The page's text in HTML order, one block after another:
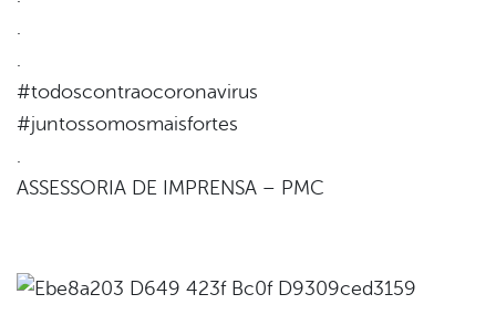
#todoscontraocoronavirus
#juntossomosmaisfortes
ASSESSORIA DE IMPRENSA – PMC